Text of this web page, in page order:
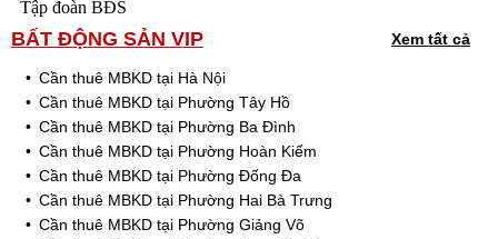
Tập đoàn BĐS
BẤT ĐỘNG SẢN VIP Xem tất cả
Cần thuê MBKD tại Hà Nội
Cần thuê MBKD tại Phường Tây Hồ
Cần thuê MBKD tại Phường Ba Đình
Cần thuê MBKD tại Phường Hoàn Kiếm
Cần thuê MBKD tại Phường Đống Đa
Cần thuê MBKD tại Phường Hai Bà Trưng
Cần thuê MBKD tại Phường Giảng Võ